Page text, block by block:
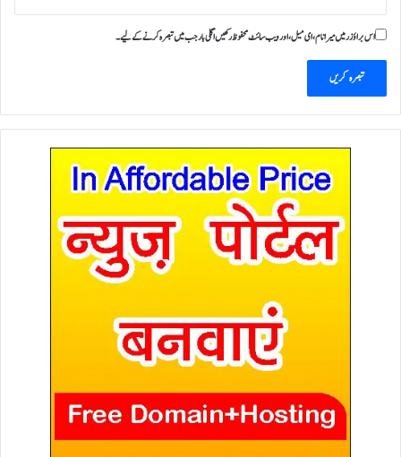
اس براؤزر میں میرا نام، ای میل، اور ویب سائٹ محفوظ رکھیں اگلی بار جب میں تبصرہ کرنے کےلیے۔